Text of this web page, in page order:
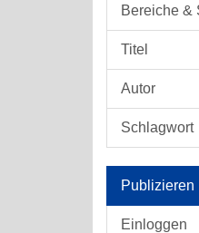
Bereiche &
Titel
Autor
Schlagwort
Publizieren
Einloggen